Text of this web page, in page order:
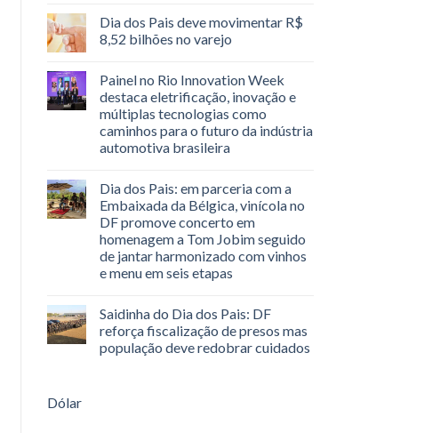
Dia dos Pais deve movimentar R$
8,52 bilhões no varejo
Painel no Rio Innovation Week
destaca eletrificação, inovação e
múltiplas tecnologias como
caminhos para o futuro da indústria
automotiva brasileira
Dia dos Pais: em parceria com a
Embaixada da Bélgica, vinícola no
DF promove concerto em
homenagem a Tom Jobim seguido
de jantar harmonizado com vinhos
e menu em seis etapas
Saidinha do Dia dos Pais: DF
reforça fiscalização de presos mas
população deve redobrar cuidados
Dólar